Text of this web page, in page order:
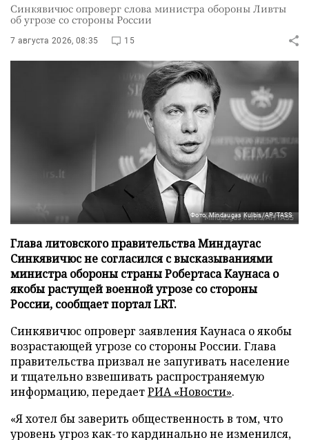
Синкявичюс опроверг слова министра обороны Ливты
об угрозе со стороны России
7 августа 2026, 08:35 15
Фото: Mindaugas Kulbis/AP/TASS
Глава литовского правительства Миндаугас
Синкявичюс не согласился с высказываниями
министра обороны страны Робертаса Каунаса о
якобы растущей военной угрозе со стороны
России, сообщает портал LRT.
Синкявичюс опроверг заявления Каунаса о якобы
возрастающей угрозе со стороны России. Глава
правительства призвал не запугивать население
и тщательно взвешивать распространяемую
информацию, передаетРИА «Новости».
«Я хотел бы заверить общественность в том, что
уровень угроз как-то кардинально не изменился,